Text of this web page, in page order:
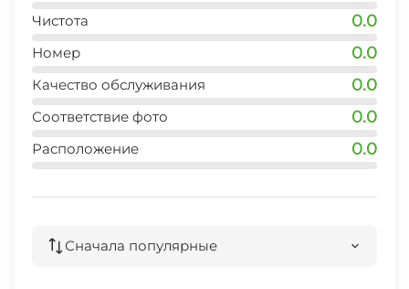
Чистота 0.0
Номер 0.0
Качество обслуживания 0.0
Соответствие фото 0.0
Расположение 0.0
Сначала популярные